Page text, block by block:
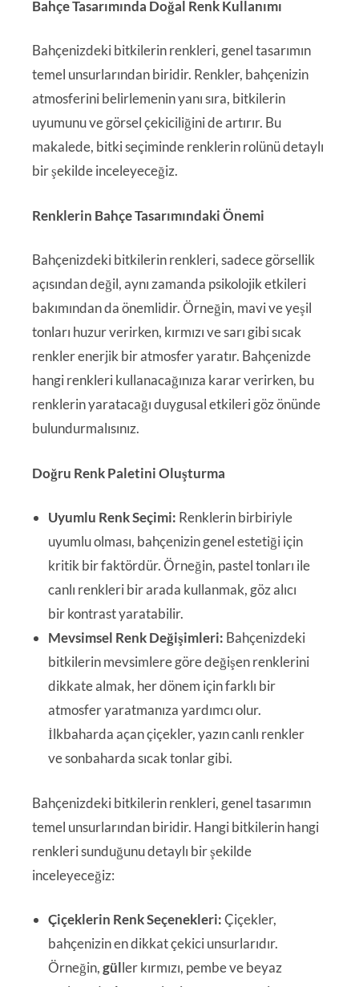
Bahçe Tasarımında Doğal Renk Kullanımı
Bahçenizdeki bitkilerin renkleri, genel tasarımın
temel unsurlarından biridir. Renkler, bahçenizin
atmosferini belirlemenin yanı sıra, bitkilerin
uyumunu ve görsel çekiciliğini de artırır. Bu
makalede, bitki seçiminde renklerin rolünü detaylı
bir şekilde inceleyeceğiz.
Renklerin Bahçe Tasarımındaki Önemi
Bahçenizdeki bitkilerin renkleri, sadece görsellik
açısından değil, aynı zamanda psikolojik etkileri
bakımından da önemlidir. Örneğin, mavi ve yeşil
tonları huzur verirken, kırmızı ve sarı gibi sıcak
renkler enerjik bir atmosfer yaratır. Bahçenizde
hangi renkleri kullanacağınıza karar verirken, bu
renklerin yaratacağı duygusal etkileri göz önünde
bulundurmalısınız.
Doğru Renk Paletini Oluşturma
Uyumlu Renk Seçimi: Renklerin birbiriyle
uyumlu olması, bahçenizin genel estetiği için
kritik bir faktördür. Örneğin, pastel tonları ile
canlı renkleri bir arada kullanmak, göz alıcı
bir kontrast yaratabilir.
Mevsimsel Renk Değişimleri: Bahçenizdeki
bitkilerin mevsimlere göre değişen renklerini
dikkate almak, her dönem için farklı bir
atmosfer yaratmanıza yardımcı olur.
İlkbaharda açan çiçekler, yazın canlı renkler
ve sonbaharda sıcak tonlar gibi.
Bahçenizdeki bitkilerin renkleri, genel tasarımın
temel unsurlarından biridir. Hangi bitkilerin hangi
renkleri sunduğunu detaylı bir şekilde
inceleyeceğiz:
Çiçeklerin Renk Seçenekleri:Çiçekler,
bahçenizin en dikkat çekici unsurlarıdır.
Örneğin,güller kırmızı, pembe ve beyaz